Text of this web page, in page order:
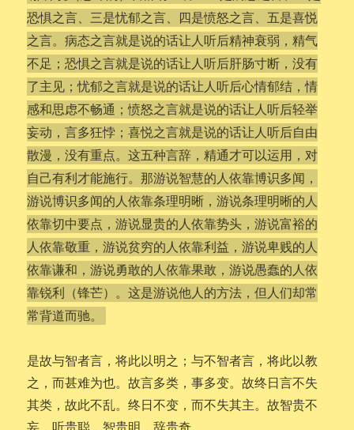
恐惧之言、三是忧郁之言、四是愤怒之言、五是喜悦
之言。病态之言就是说的话让人听后精神衰弱，精气
不足；恐惧之言就是说的话让人听后肝肠寸断，没有
了主见；忧郁之言就是说的话让人听后心情郁结，情
感和思虑不畅通；愤怒之言就是说的话让人听后轻举
妄动，言多狂悖；喜悦之言就是说的话让人听后自由
散漫，没有重点。这五种言辞，精通才可以运用，对
自己有利才能施行。那游说智慧的人依靠博识多闻，
游说博识多闻的人依靠条理明晰，游说条理明晰的人
依靠切中要点，游说显贵的人依靠势头，游说富裕的
人依靠敬重，游说贫穷的人依靠利益，游说卑贱的人
依靠谦和，游说勇敢的人依靠果敢，游说愚蠢的人依
靠锐利（锋芒）。这是游说他人的方法，但人们却常
常背道而驰。
是故与智者言，将此以明之；与不智者言，将此以教
之，而甚难为也。故言多类，事多变。故终日言不失
其类，故此不乱。终日不变，而不失其主。故智贵不
妄，听贵聪，智贵明，辞贵奇。